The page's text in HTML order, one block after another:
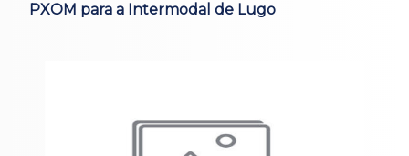
PXOM para a Intermodal de Lugo